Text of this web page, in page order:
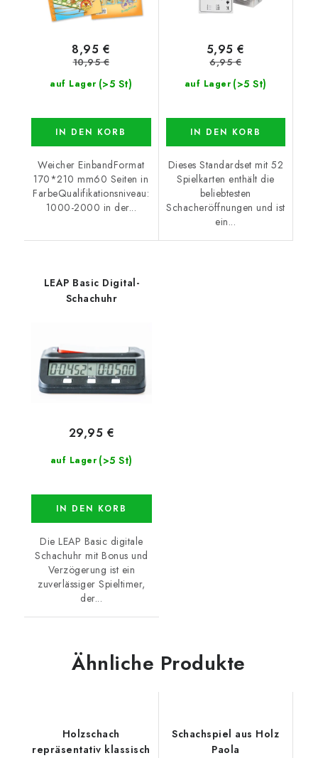
auf Lager (>5 St)
8,95 €
10,95 €
IN DEN KORB
Weicher EinbandFormat
170*210 mm60 Seiten in
FarbeQualifikationsniveau:
1000-2000 in der...
auf Lager (>5 St)
5,95 €
6,95 €
IN DEN KORB
Dieses Standardset mit 52
Spielkarten enthält die
beliebtesten
Schacheröffnungen und ist
ein...
LEAP Basic Digital-
Schachuhr
auf Lager (>5 St)
29,95 €
IN DEN KORB
Die LEAP Basic digitale
Schachuhr mit Bonus und
Verzögerung ist ein
zuverlässiger Spieltimer,
der...
Ähnliche Produkte
Holzschach
repräsentativ klassisch
Schachspiel aus Holz
Paola